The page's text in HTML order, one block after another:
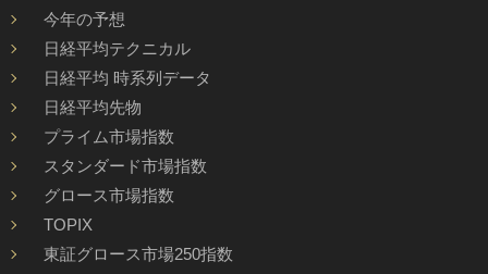
今年の予想
日経平均テクニカル
日経平均 時系列データ
日経平均先物
プライム市場指数
スタンダード市場指数
グロース市場指数
TOPIX
東証グロース市場250指数